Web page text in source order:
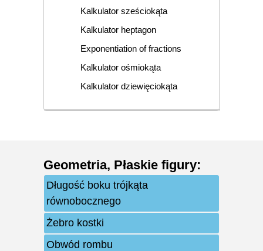
Kalkulator sześciokąta
Kalkulator heptagon
Exponentiation of fractions
Kalkulator ośmiokąta
Kalkulator dziewięciokąta
Geometria, Płaskie figury:
Długość boku trójkąta
równobocznego
Żebro kostki
Obwód rombu